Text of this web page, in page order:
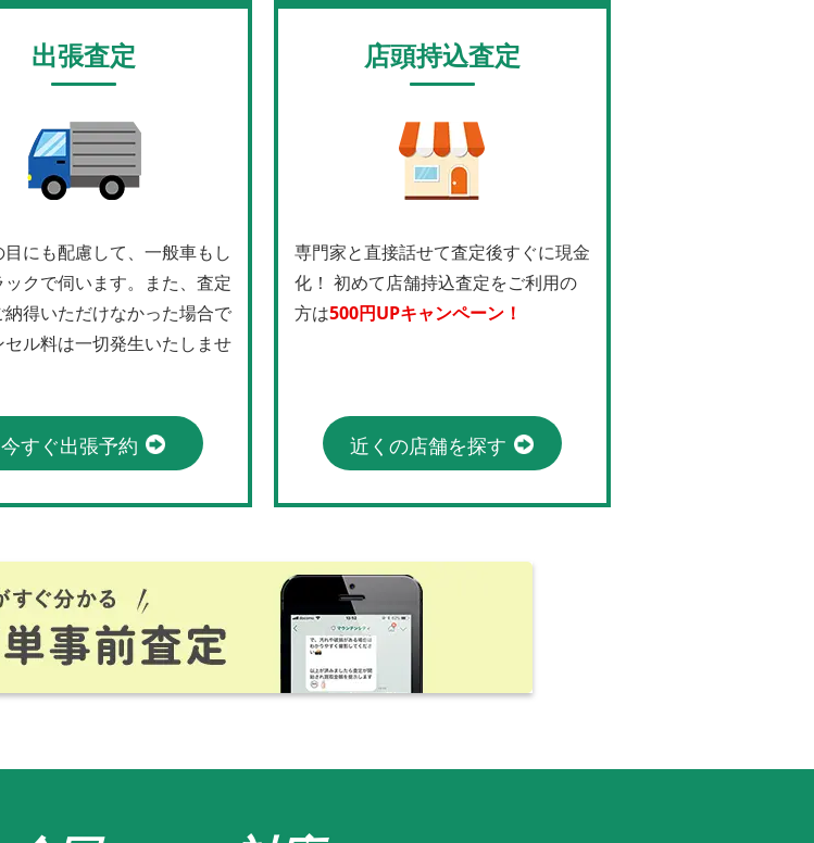
出張査定
目にも配慮して、一般車もし
ックで伺います。また、査定
得いただけなかった場合で
セル料は一切発生いたしませ
今すぐ出張予約
店頭持込査定
専門家と直接話せて査定後すぐに現金
化！ 初めて店舗持込査定をご利用の
方は500円UPキャンペーン！
近くの店舗を探す